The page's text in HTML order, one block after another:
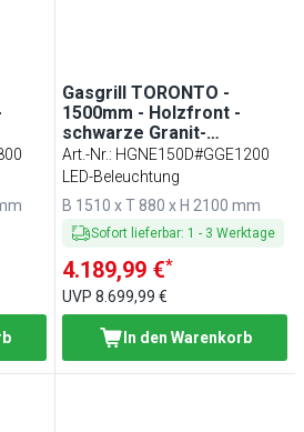
Gasgrill TORONTO -
1500mm - Holzfront -
schwarze Granit-
Arbeitsplatte -
Hitzeschutzglas
Art.-Nr.: HGNE150D#GGE1200
LED-Beleuchtung
B 1510 x T 880 x H 2100 mm
Sofort lieferbar: 1 - 3 Werktage
4.189,99 €*
UVP8.699,99 €
In den Warenkorb